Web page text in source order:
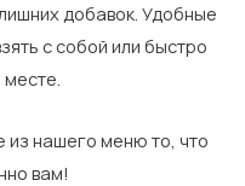
добавок. Удобные
с собой или быстро
из нашего меню то, что
вам!